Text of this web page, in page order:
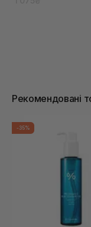
Рекомендовані
-35%